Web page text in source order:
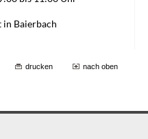
drucken nach oben